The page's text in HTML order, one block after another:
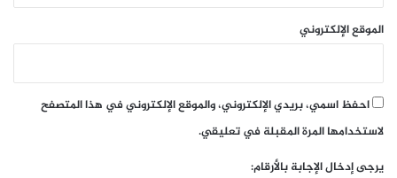
الموقع الإلكتروني
احفظ اسمي، بريدي الإلكتروني، والموقع الإلكتروني في هذا المتصفح
لاستخدامها المرة المقبلة في تعليقي.
يرجى إدخال الإجابة بالأرقام: